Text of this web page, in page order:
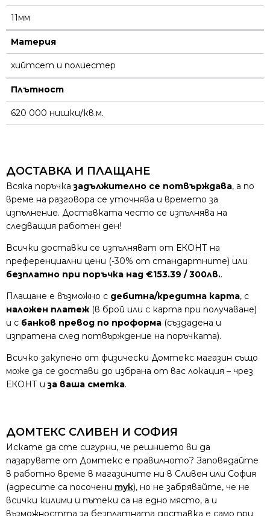
11мм
Материя
хийтсет и полиестeр
Плътност
620 000 нишки/кв.м.
ДОСТАВКА И ПЛАЩАНЕ
Всяка поръчказадължително се потвърждава, а по
време на разговора се уточнява и времето за
изпълнение. Доставката често се изпълнява на
следващия работен ден!
Всички доставки се изпълняват от ЕКОНТ на
преференциални цени (-30% от стандартните) или
безплатно при поръчка над €153.39 / 300лв..
Плащане е възможно с дебитна/кредитна карта, с
наложен платеж (в брой или с карта при получаване)
и с банков превод по проформа (създадена и
изпратена след потвърждение на поръчката).
Всичко закупено от физически Домтекс магазин също
може да се достави до избрана от вас локация – чрез
ЕКОНТ иза ваша сметка.
ДОМТЕКС СЛИВЕН И СОФИЯ
Искате да сте сигурни, че решнието ви да
пазарувате от Домтекс е правилното? Заповядайте
в работно време в магазините ни в Сливен или София
(адресите са посочени тук), но не забрявайте, че не
всички килими и пътеки са на едно място, а и
възможността за безплатната доставка е само при